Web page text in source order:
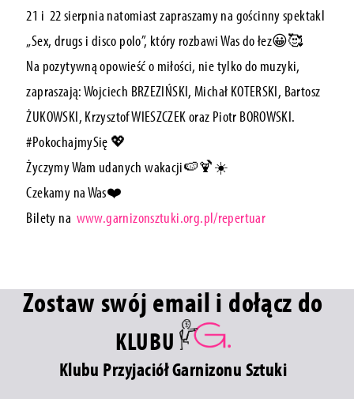
21 i 22 sierpnia natomiast zapraszamy na gościnny spektakl
„Sex, drugs i disco polo”, który rozbawi Was do łez😀🥰
Na pozytywną opowieść o miłości, nie tylko do muzyki,
zapraszają: Wojciech BRZEZIŃSKI, Michał KOTERSKI, Bartosz
ŻUKOWSKI, Krzysztof WIESZCZEK oraz Piotr BOROWSKI.
#PokochajmySię 💖
Życzymy Wam udanych wakacji🍉🍹☀️
Czekamy na Was❤️
Bilety na www.garnizonsztuki.org.pl/repertuar
Zostaw swój email i dołącz do
KLUBU
Klubu Przyjaciół Garnizonu Sztuki